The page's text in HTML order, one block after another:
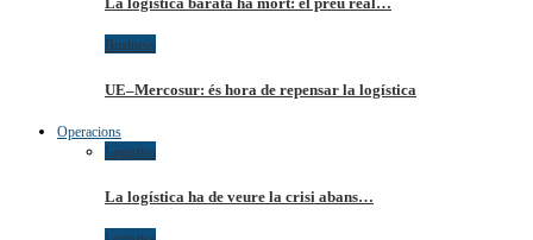
Business
UE–Mercosur: és hora de repensar la logística
Operacions
Logistica
La logística ha de veure la crisi abans…